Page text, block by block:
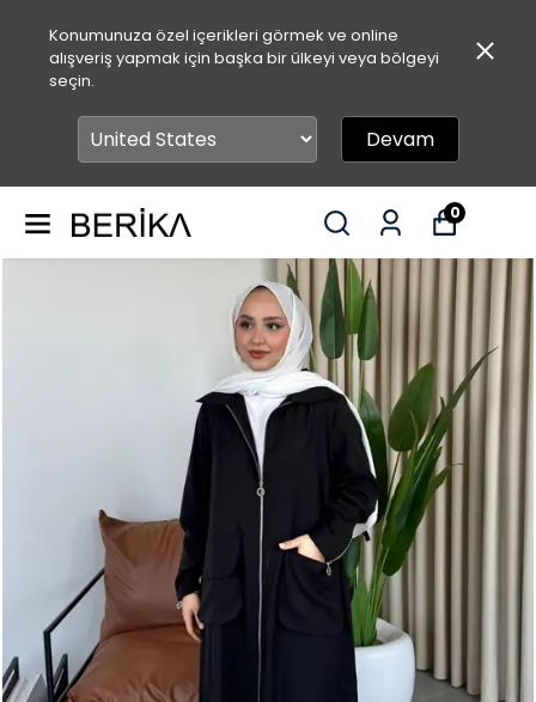
Konumunuza özel içerikleri görmek ve online
alışveriş yapmak için başka bir ülkeyi veya bölgeyi
seçin.
Devam
0